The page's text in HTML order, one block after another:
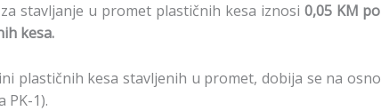
stavljanje u promet plastičnih kesa iznosi 0,05 KM
kesa.
plastičnih kesa stavljenih u promet, dobija se na
PK-1).